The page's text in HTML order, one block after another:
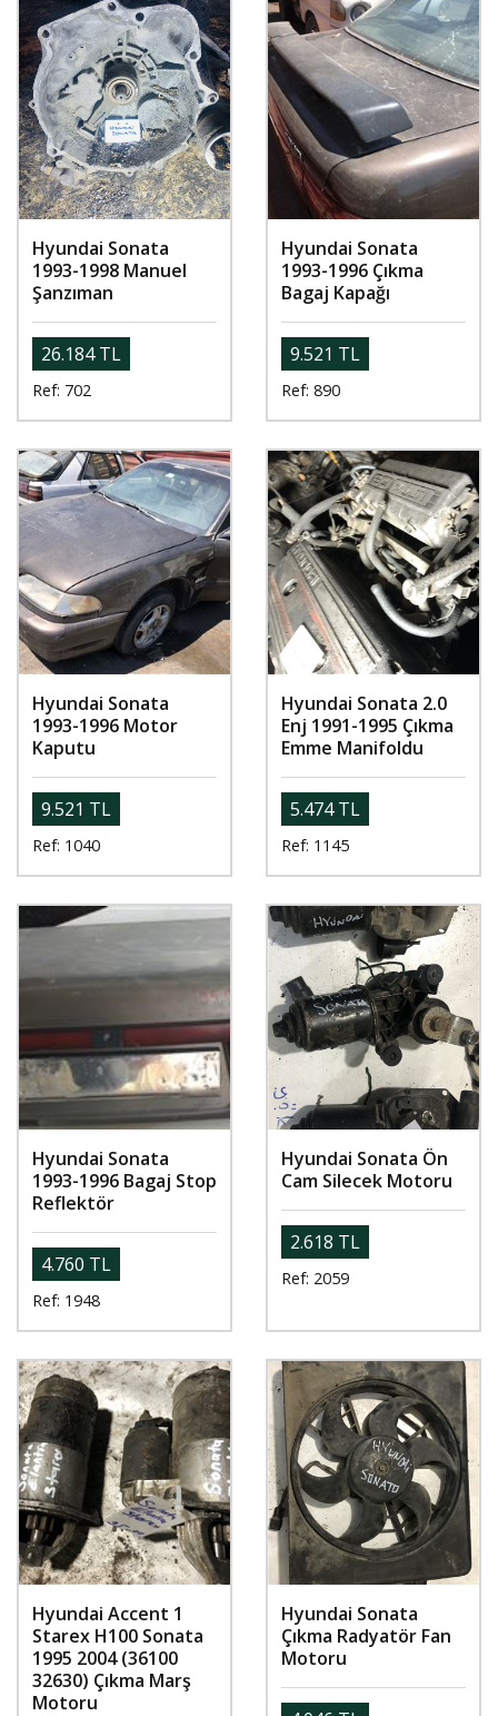
Hyundai Sonata
1993-1998 Manuel
Şanzıman
26.184 TL
Ref: 702
Hyundai Sonata
1993-1996 Çıkma
Bagaj Kapağı
9.521 TL
Ref: 890
Hyundai Sonata
1993-1996 Motor
Kaputu
9.521 TL
Ref: 1040
Hyundai Sonata 2.0
Enj 1991-1995 Çıkma
Emme Manifoldu
5.474 TL
Ref: 1145
Hyundai Sonata
1993-1996 Bagaj Stop
Reflektör
4.760 TL
Ref: 1948
Hyundai Sonata Ön
Cam Silecek Motoru
2.618 TL
Ref: 2059
Hyundai Accent 1
Starex H100 Sonata
1995 2004 (36100
32630) Çıkma Marş
Motoru
Hyundai Sonata
Çıkma Radyatör Fan
Motoru